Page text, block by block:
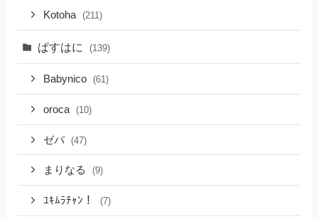
Kotoha (211)
ぱすはに (139)
Babynico (61)
oroca (10)
ゼパ (47)
まりなる (9)
ﾕｷﾑﾗﾁｬﾝ！ (7)